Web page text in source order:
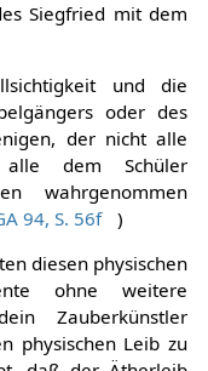
Siegfried mit dem
und die
oder des
der nicht alle
alle dem Schüler
wahrgenommen
94, S. 56f
)
diesen physischen
ohne weitere
Zauberkünstler
physischen Leib zu